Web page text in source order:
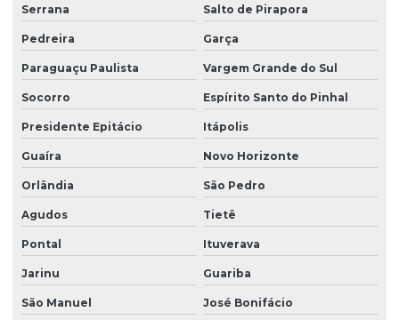
Limpeza de vidro predial
Limpeza de vidros em altura
Limpeza de vidros em altura valor
Limpeza de vidros empresa
Limpeza de vidros externos
Limpeza de vidros e fachadas
Limpeza de vidros preço
Manutenção elétrica predial
Serrana Salto de Pirapora
Pedreira Garça
Paraguaçu Paulista Vargem Grande do Sul
Socorro Espírito Santo do Pinhal
Presidente Epitácio Itápolis
Guaíra Novo Horizonte
Orlândia São Pedro
Agudos Tietê
Pontal Ituverava
Jarinu Guariba
São Manuel José Bonifácio